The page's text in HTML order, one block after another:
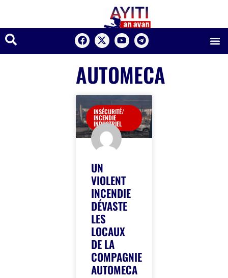
AUTOMECA
INSÉCURITÉ/
INCENDIE
INDUSTRIEL
UN
VIOLENT
INCENDIE
DÉVASTE
LES
LOCAUX
DE LA
COMPAGNIE
AUTOMECA